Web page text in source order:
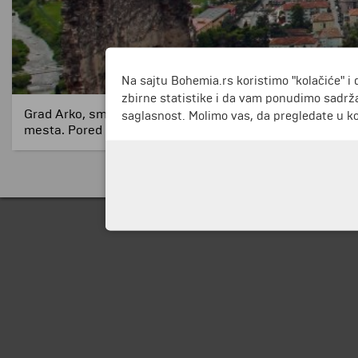
Grad Arko, smešten na severu od jezera Garda,
mesta. Pored svoje prelepe prirode, Arko je danas
Na sajtu Bohemia.rs koristimo "kolačiće"
zbirne statistike i da vam ponudimo
saglasnost. Molimo vas, da pregledate u